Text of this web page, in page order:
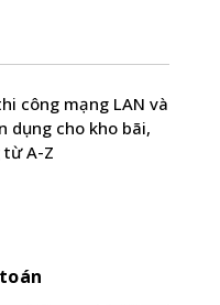
công mạng LAN và
dụng cho kho bãi,
từ A-Z